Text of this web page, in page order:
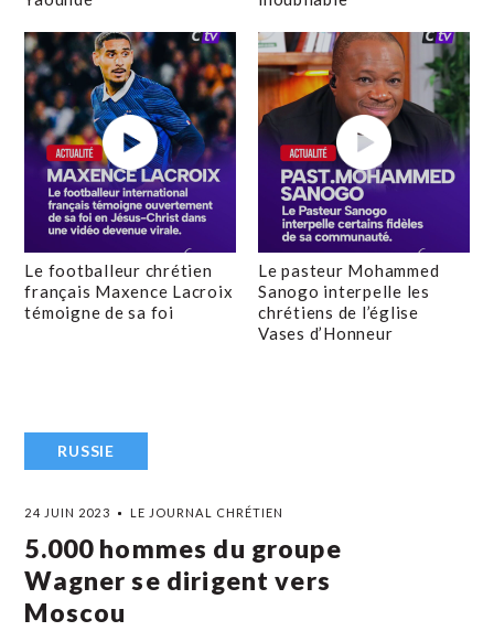
Le footballeur chrétien
français Maxence Lacroix
témoigne de sa foi
Le pasteur Mohammed
Sanogo interpelle les
chrétiens de l’église
Vases d’Honneur
RUSSIE
24 JUIN 2023 LE JOURNAL CHRÉTIEN
5.000 hommes du groupe
Wagner se dirigent vers
Moscou